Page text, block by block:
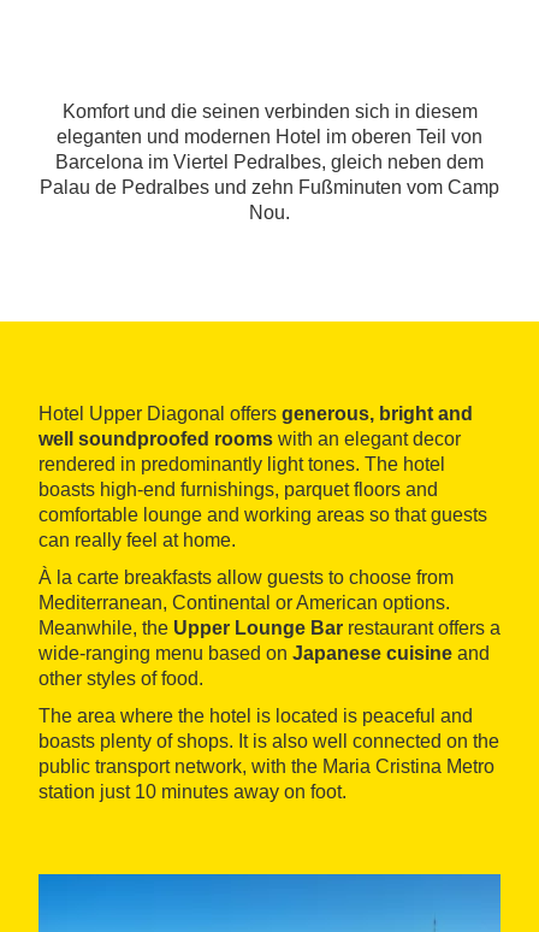
Komfort und die seinen verbinden sich in diesem
eleganten und modernen Hotel im oberen Teil von
Barcelona im Viertel Pedralbes, gleich neben dem
Palau de Pedralbes und zehn Fußminuten vom Camp
Nou.
Hotel Upper Diagonal offers generous, bright and
well soundproofed rooms with an elegant decor
rendered in predominantly light tones. The hotel
boasts high-end furnishings, parquet floors and
comfortable lounge and working areas so that guests
can really feel at home.
À la carte breakfasts allow guests to choose from
Mediterranean, Continental or American options.
Meanwhile, the Upper Lounge Bar restaurant offers a
wide-ranging menu based on Japanese cuisine and
other styles of food.
The area where the hotel is located is peaceful and
boasts plenty of shops. It is also well connected on the
public transport network, with the Maria Cristina Metro
station just 10 minutes away on foot.